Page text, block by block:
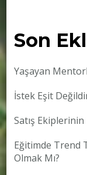
Son
Yaşayan
İstek Eşit
Satış
Eğitimde Trend
Olmak Mı?